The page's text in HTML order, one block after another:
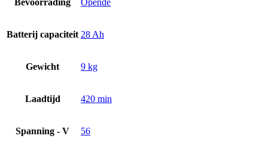
Bevoorrading Opende
Batterij capaciteit 28 Ah
Gewicht 9 kg
Laadtijd 420 min
Spanning - V 56